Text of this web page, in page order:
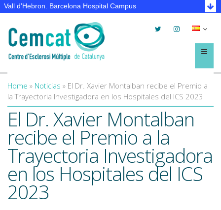
Vall d’Hebron. Barcelona Hospital Campus
TwitterInstagram
Menú
You are here
Home » Noticias » El Dr. Xavier Montalban recibe el Premio a
la Trayectoria Investigadora en los Hospitales del ICS 2023
El Dr. Xavier Montalban
recibe el Premio a la
Trayectoria Investigadora
en los Hospitales del ICS
2023